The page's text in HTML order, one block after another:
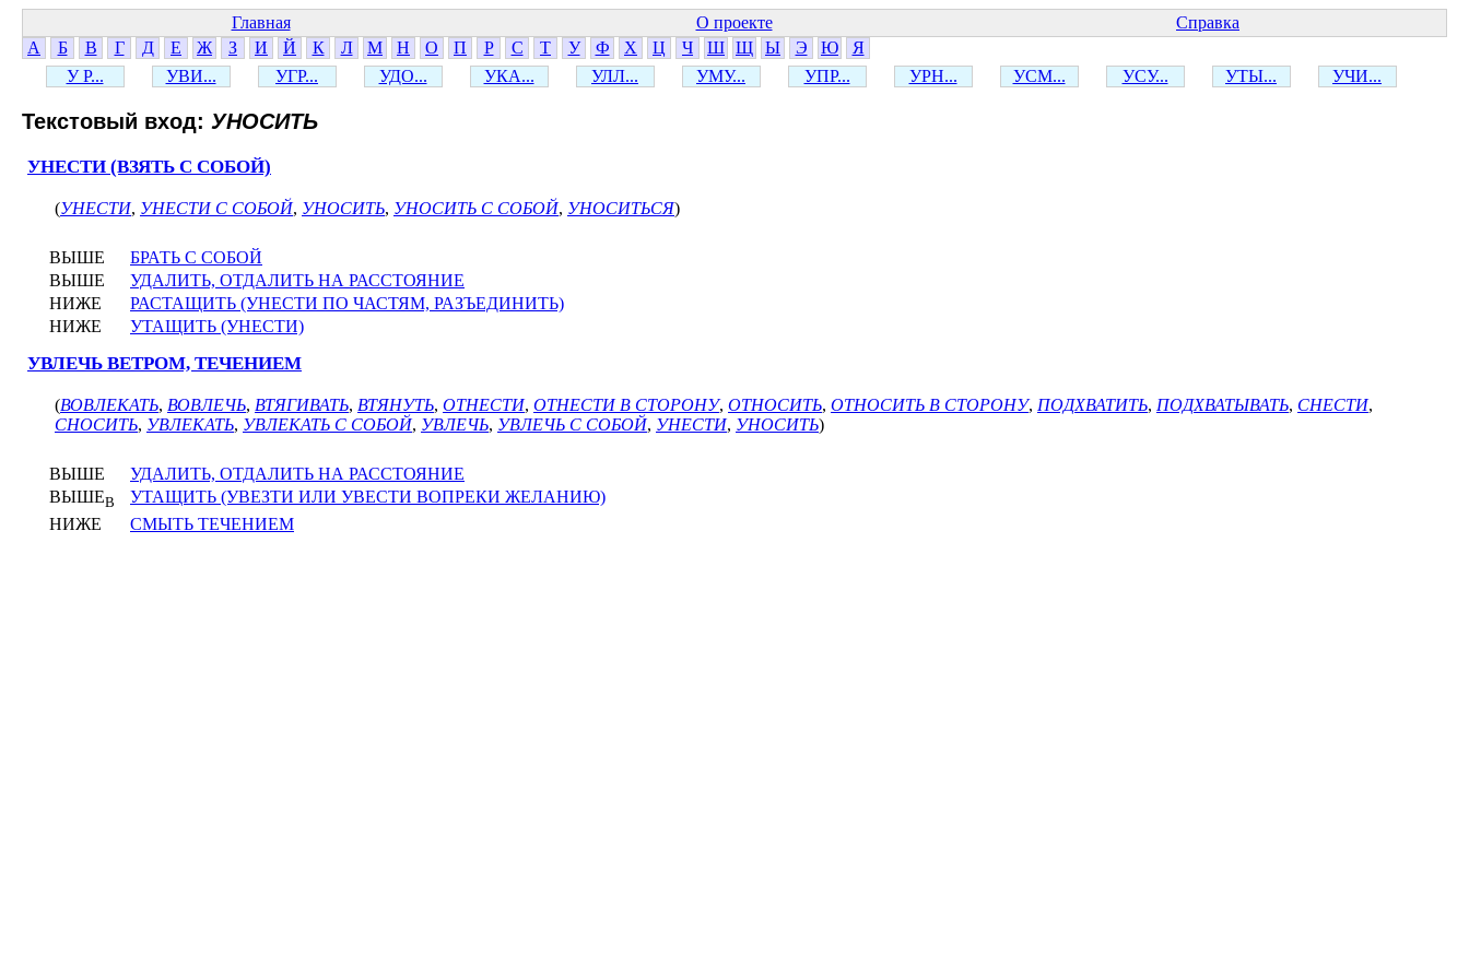
Главная О проекте
Справка
А
Б В Г Д Е Ж З И Й К Л М Н О П Р С Т У Ф Х Ц Ч Ш Щ Ы Э Ю
Я
У Р...
УВИ... УГР... УДО... УКА... УЛЛ... УМУ... УПР... УРН... УСМ... УСУ... УТЫ... УЧИ...
Текстовый вход: УНОСИТЬ
УНЕСТИ (ВЗЯТЬ С СОБОЙ)
(УНЕСТИ, УНЕСТИ С СОБОЙ, УНОСИТЬ, УНОСИТЬ С СОБОЙ, УНОСИТЬСЯ)
ВЫШЕ
БРАТЬ С СОБОЙ
ВЫШЕ
УДАЛИТЬ, ОТДАЛИТЬ НА РАССТОЯНИЕ
НИЖЕ
РАСТАЩИТЬ (УНЕСТИ ПО ЧАСТЯМ, РАЗЪЕДИНИТЬ)
НИЖЕ
УТАЩИТЬ (УНЕСТИ)
УВЛЕЧЬ ВЕТРОМ, ТЕЧЕНИЕМ
(ВОВЛЕКАТЬ, ВОВЛЕЧЬ, ВТЯГИВАТЬ, ВТЯНУТЬ, ОТНЕСТИ, ОТНЕСТИ В СТОРОНУ, ОТНОСИТЬ, ОТНОСИТЬ В СТОРОНУ, ПОДХВАТИТЬ, ПОДХВАТЫВАТЬ, СНЕСТИ,
СНОСИТЬ, УВЛЕКАТЬ, УВЛЕКАТЬ С СОБОЙ, УВЛЕЧЬ, УВЛЕЧЬ С СОБОЙ, УНЕСТИ, УНОСИТЬ)
ВЫШЕ
УДАЛИТЬ, ОТДАЛИТЬ НА РАССТОЯНИЕ
ВЫШЕВ
УТАЩИТЬ (УВЕЗТИ ИЛИ УВЕСТИ ВОПРЕКИ ЖЕЛАНИЮ)
НИЖЕ
СМЫТЬ ТЕЧЕНИЕМ